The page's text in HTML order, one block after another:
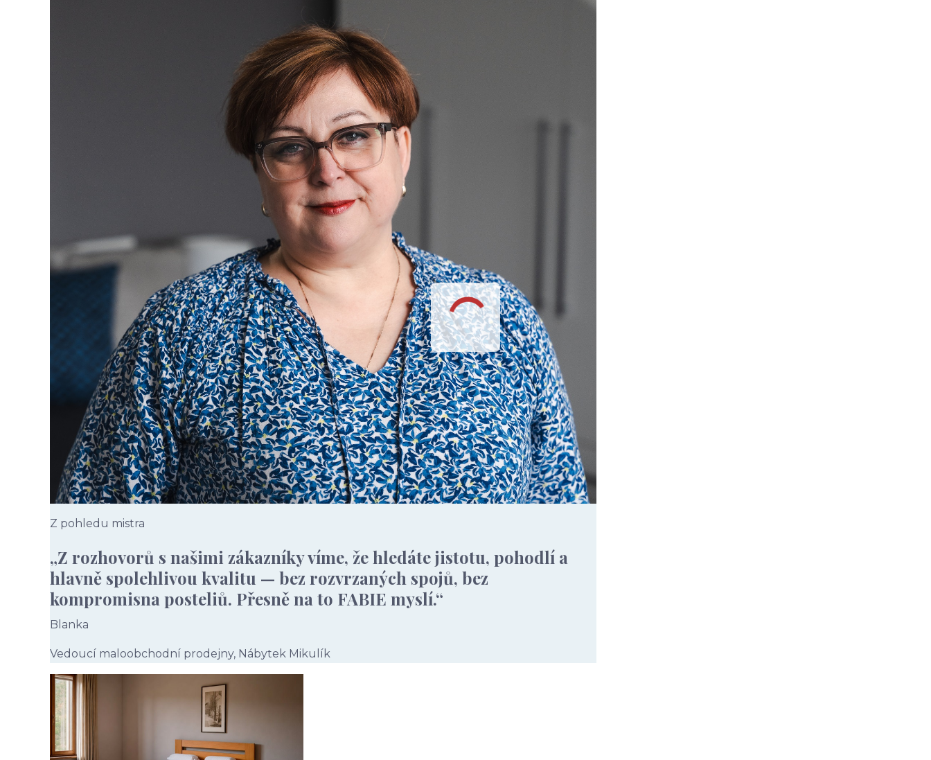
Z pohledu mistra
„Z rozhovorů s našimi zákazníky víme, že hledáte jistotu, pohodlí a
hlavně spolehlivou kvalitu — bez rozvrzaných spojů, bez
kompromisna posteliů. Přesně na to FABIE myslí.“
Blanka
Vedoucí maloobchodní prodejny, Nábytek Mikulík